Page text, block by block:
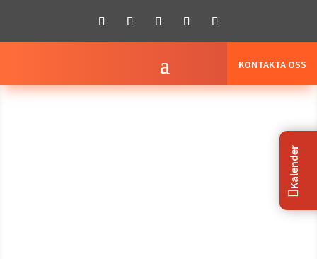
KONTAKTA OSS

Kalender